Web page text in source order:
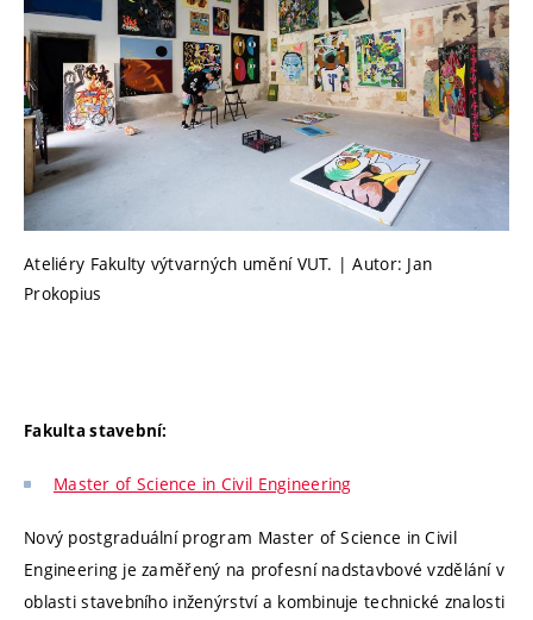
Ateliéry Fakulty výtvarných umění VUT. | Autor: Jan
Prokopius
Fakulta stavební:
Master of Science in Civil Engineering
Nový postgraduální program Master of Science in Civil
Engineering je zaměřený na profesní nadstavbové vzdělání v
oblasti stavebního inženýrství a kombinuje technické znalosti